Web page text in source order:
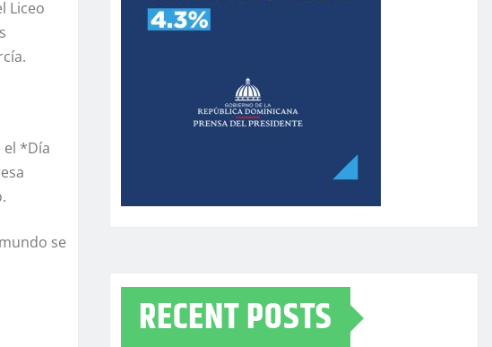
Liceo
el *Día
se
RECENT POSTS